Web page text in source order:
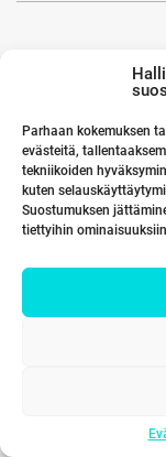
Parhaan kokemuksen
evästeitä,
tekniikoiden
kuten
Suostumuksen
tiettyihin